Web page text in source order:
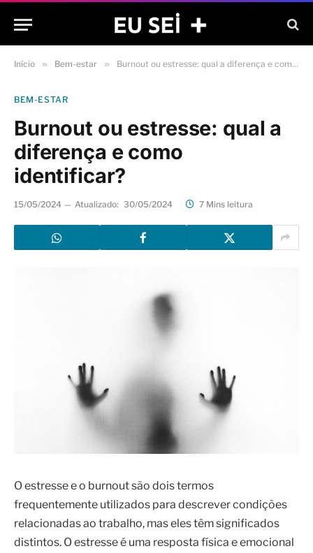
Início » Bem-estar » Burnout ou estresse: qual a diferença e como identificar?
BEM-ESTAR
Burnout ou estresse: qual a
diferença e como
identificar?
15/05/2024 Atualizado: 30/05/2024 7 Mins leitura
O estresse e o burnout são dois termos
frequentemente utilizados para descrever condições
relacionadas ao trabalho, mas eles têm significados
distintos. O estresse é uma resposta física e emocional